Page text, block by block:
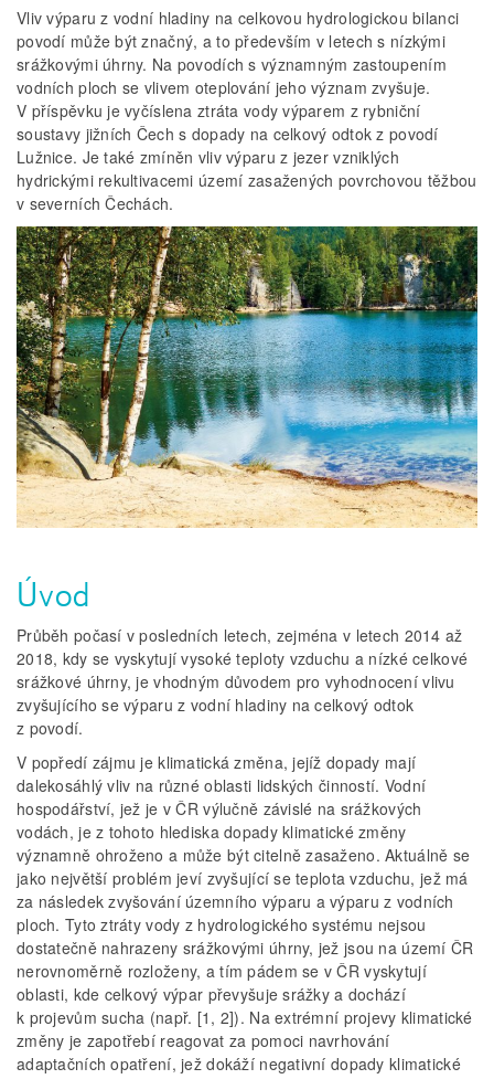
Vliv výparu z vodní hladiny na celkovou hydrologickou bilanci
povodí může být značný, a to především v letech s nízkými
srážkovými úhrny. Na povodích s významným zastoupením
vodních ploch se vlivem oteplování jeho význam zvyšuje.
V příspěvku je vyčíslena ztráta vody výparem z rybniční
soustavy jižních Čech s dopady na celkový odtok z povodí
Lužnice. Je také zmíněn vliv výparu z jezer vzniklých
hydrickými rekultivacemi území zasažených povrchovou těžbou
v severních Čechách.
Úvod
Průběh počasí v posledních letech, zejména v letech 2014 až
2018, kdy se vyskytují vysoké teploty vzduchu a nízké celkové
srážkové úhrny, je vhodným důvodem pro vyhodnocení vlivu
zvyšujícího se výparu z vodní hladiny na celkový odtok
z povodí.
V popředí zájmu je klimatická změna, jejíž dopady mají
dalekosáhlý vliv na různé oblasti lidských činností. Vodní
hospodářství, jež je v ČR výlučně závislé na srážkových
vodách, je z tohoto hlediska dopady klimatické změny
významně ohroženo a může být citelně zasaženo. Aktuálně se
jako největší problém jeví zvyšující se teplota vzduchu, jež má
za následek zvyšování územního výparu a výparu z vodních
ploch. Tyto ztráty vody z hydrologického systému nejsou
dostatečně nahrazeny srážkovými úhrny, jež jsou na území ČR
nerovnoměrně rozloženy, a tím pádem se v ČR vyskytují
oblasti, kde celkový výpar převyšuje srážky a dochází
k projevům sucha (např. [1, 2]). Na extrémní projevy klimatické
změny je zapotřebí reagovat za pomoci navrhování
adaptačních opatření, jež dokáží negativní dopady klimatické